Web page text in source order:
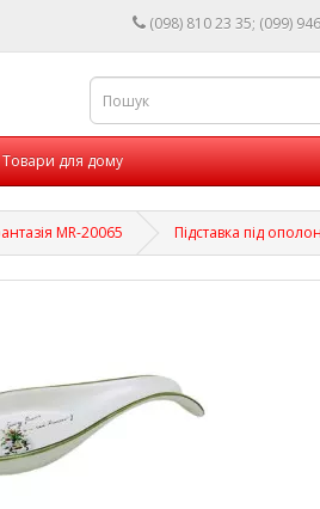
(098) 810 23 35; (099)
Товари для дому
MR-20065 Підставка під